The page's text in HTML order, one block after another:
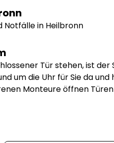
Notfälle in Heilbronn
Tür stehen, ist
um die Uhr für Sie da
Monteure öffnen
Haustür, Auto